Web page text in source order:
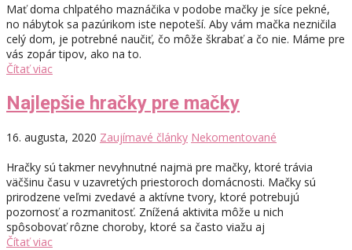
Mať doma chlpatého maznáčika v podobe mačky je síce pekné,
no nábytok sa pazúrikom iste nepoteší. Aby vám mačka nezničila
celý dom, je potrebné naučiť, čo môže škrabať a čo nie. Máme pre
vás zopár tipov, ako na to.
Čítať viac
Najlepšie hračky pre mačky
16. augusta, 2020 Zaujímavé články Nekomentované
Hračky sú takmer nevyhnutné najmä pre mačky, ktoré trávia
väčšinu času v uzavretých priestoroch domácnosti. Mačky sú
prirodzene veľmi zvedavé a aktívne tvory, ktoré potrebujú
pozornosť a rozmanitosť. Znížená aktivita môže u nich
spôsobovať rôzne choroby, ktoré sa často viažu aj
Čítať viac